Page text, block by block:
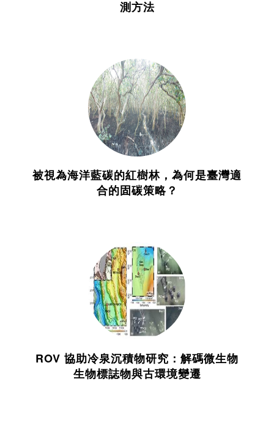
測方法
被視為海洋藍碳的紅樹林，為何是臺灣適
合的固碳策略？
ROV 協助冷泉沉積物研究：解碼微生物
生物標誌物與古環境變遷